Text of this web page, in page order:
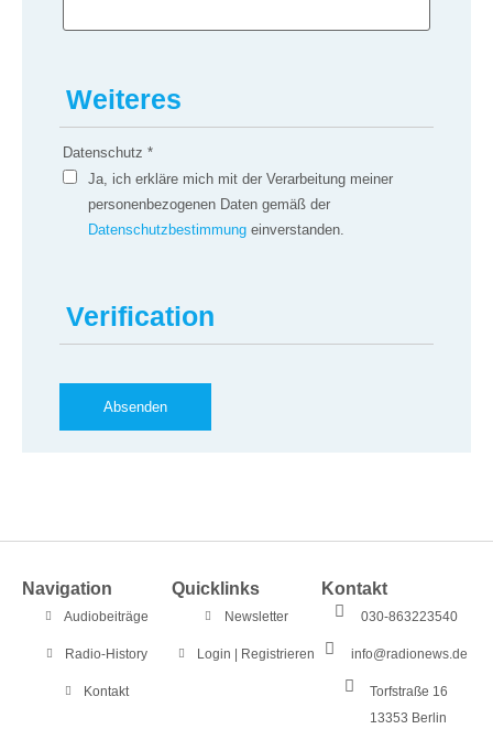
Weiteres
Datenschutz*
Ja, ich erkläre mich mit der Verarbeitung meiner
personenbezogenen Daten gemäß der
Datenschutzbestimmungeinverstanden.
Verification
Navigation
Audiobeiträge
Radio-History
Kontakt
Quicklinks
Newsletter
Login | Registrieren
Kontakt
030-863223540
info@radionews.de
Torfstraße 16
13353 Berlin